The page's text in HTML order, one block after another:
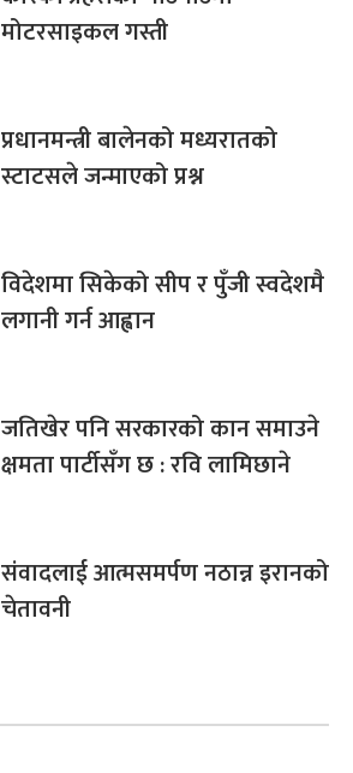
मोटरसाइकल गस्ती
प्रधानमन्त्री बालेनको मध्यरातको
स्टाटसले जन्माएको प्रश्न
विदेशमा सिकेको सीप र पुँजी स्वदेशमै
लगानी गर्न आह्वान
जतिखेर पनि सरकारको कान समाउने
क्षमता पार्टीसँग छ : रवि लामिछाने
संवादलाई आत्मसमर्पण नठान्न इरानको
चेतावनी